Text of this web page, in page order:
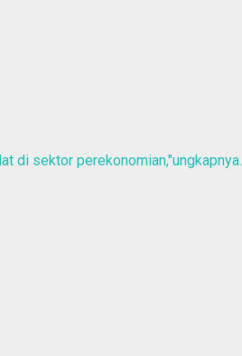
di sektor perekonomian,"ungkapnya.